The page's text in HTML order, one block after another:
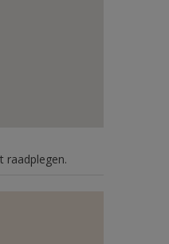
raadplegen.